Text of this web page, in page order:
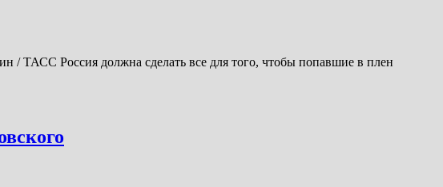
/ ТАСС Россия должна сделать все для того, чтобы попавшие в плен